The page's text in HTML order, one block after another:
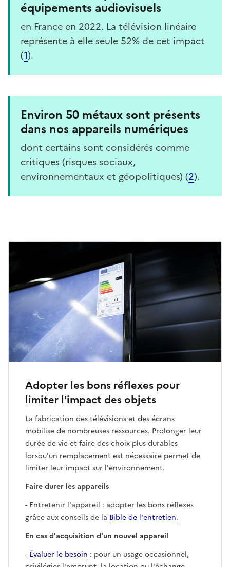
équipements audiovisuels
en France en 2022. La télévision linéaire
représente à elle seule 52% de cet impact
(1).
Environ 50 métaux sont présents
dans nos appareils numériques
dont certains sont considérés comme
critiques (risques sociaux,
environnementaux et géopolitiques) (2).
Adopter les bons réflexes pour
limiter l'impact des objets
La fabrication des télévisions et des écrans
mobilise de nombreuses ressources. Prolonger leur
durée de vie et faire des choix plus durables
lorsqu'un remplacement est nécessaire permet de
limiter leur impact sur l'environnement.
Faire durer les appareils
- Entretenir l'appareil : adopter les bons réflexes
grâce aux conseils de la Bible de l'entretien.
En cas d'acquisition d'un nouvel appareil
- Évaluer le besoin : pour un usage occasionnel,